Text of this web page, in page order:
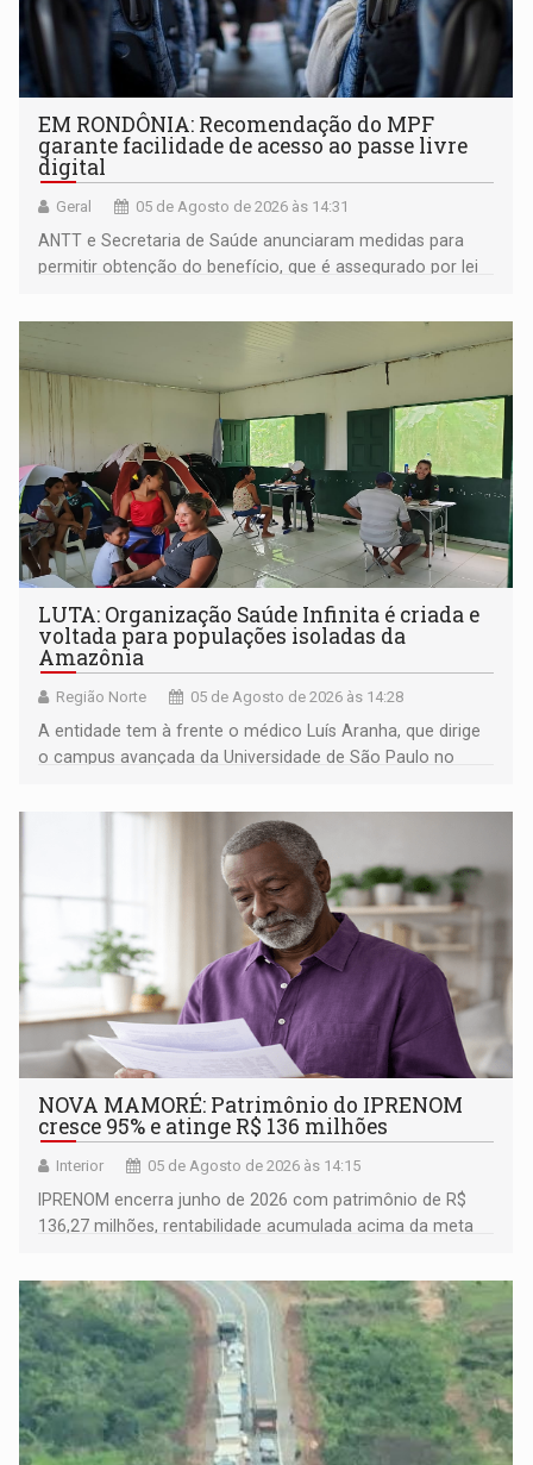
EM RONDÔNIA: Recomendação do MPF
garante facilidade de acesso ao passe livre
digital
Geral 05 de Agosto de 2026 às 14:31
ANTT e Secretaria de Saúde anunciaram medidas para
permitir obtenção do benefício, que é assegurado por lei
LUTA: Organização Saúde Infinita é criada e
voltada para populações isoladas da
Amazônia
Região Norte 05 de Agosto de 2026 às 14:28
A entidade tem à frente o médico Luís Aranha, que dirige
o campus avançada da Universidade de São Paulo no
NOVA MAMORÉ: Patrimônio do IPRENOM
cresce 95% e atinge R$ 136 milhões
Interior 05 de Agosto de 2026 às 14:15
IPRENOM encerra junho de 2026 com patrimônio de R$
136,27 milhões, rentabilidade acumulada acima da meta